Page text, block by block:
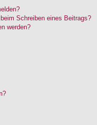
Schreiben eines Beitrags?
werden?